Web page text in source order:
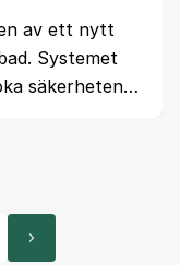
av ett nytt
Systemet
säkerheten…